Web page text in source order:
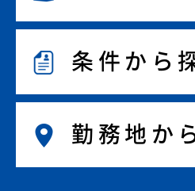
条件から
勤務地か